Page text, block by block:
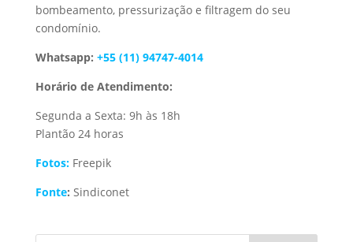
bombeamento, pressurização e filtragem do seu
condomínio.
Whatsapp: +55 (11) 94747-4014
Horário de Atendimento:
Segunda a Sexta: 9h às 18h
Plantão 24 horas
Fotos:Freepik
Fonte: Sindiconet